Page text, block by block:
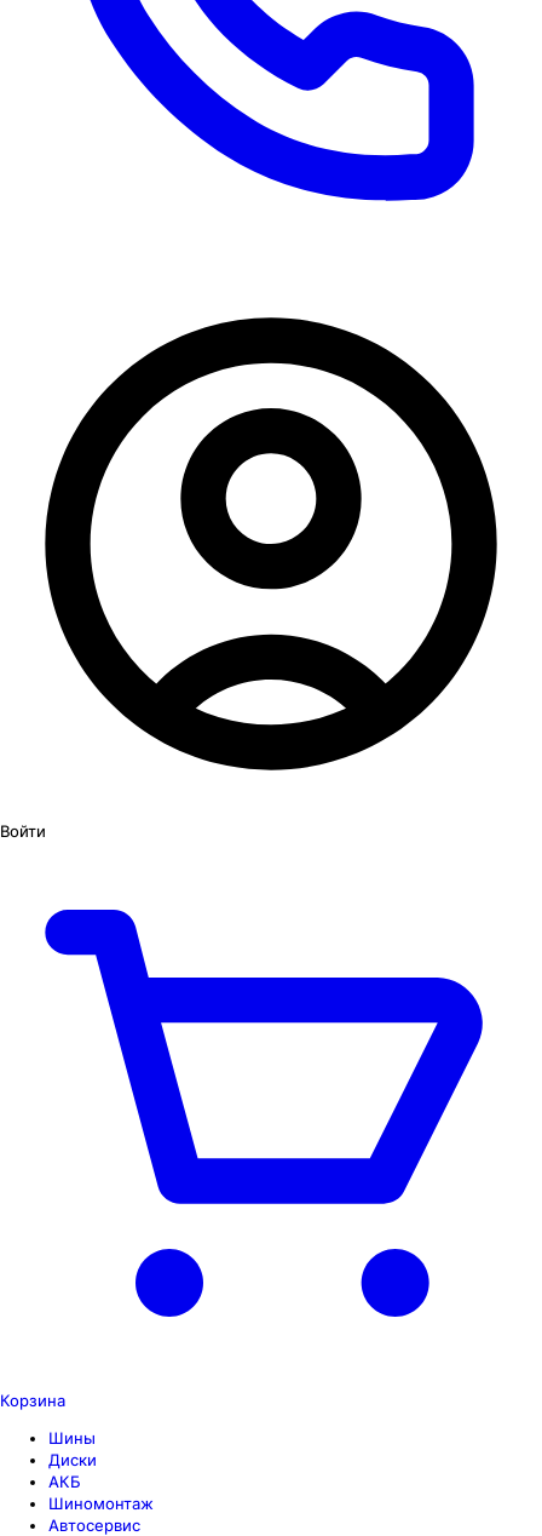
Войти
Корзина
Шины
Диски
АКБ
Шиномонтаж
Автосервис